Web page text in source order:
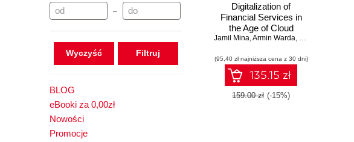
–
Wyczyść
BLOG
eBooki za 0,00zł
Nowości
Promocje
Digitalization of
Financial Services in
the Age of Cloud
Jamil Mina,Armin Warda, Rafael Marins
(95,40 zł najniższa cena z 30 dni)
135.15 zł
159.00 zł (-15%)